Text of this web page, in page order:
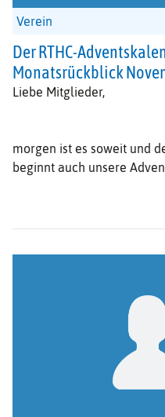
Verein
Der RTHC-
Monatsrückblick
Liebe Mitglieder,
morgen ist es soweit und
beginnt auch unsere